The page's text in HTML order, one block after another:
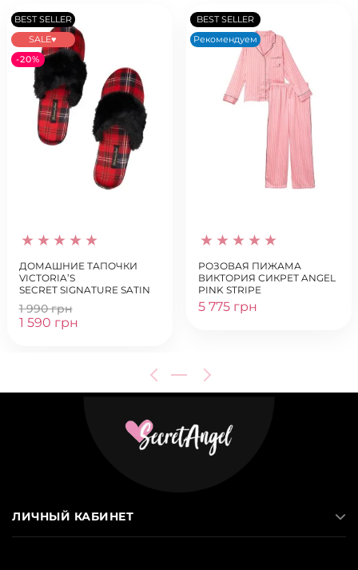
BEST SELLER
SALE♥
-20%
ДОМАШНИЕ ТАПОЧКИ
VICTORIA’S
SECRET SIGNATURE SATIN
1 990 грн
1 590 грн
BEST SELLER
Рекомендуем
РОЗОВАЯ ПИЖАМА
ВИКТОРИЯ СИКРЕТ ANGEL
PINK STRIPE
5 775 грн
ЛИЧНЫЙ КАБИНЕТ